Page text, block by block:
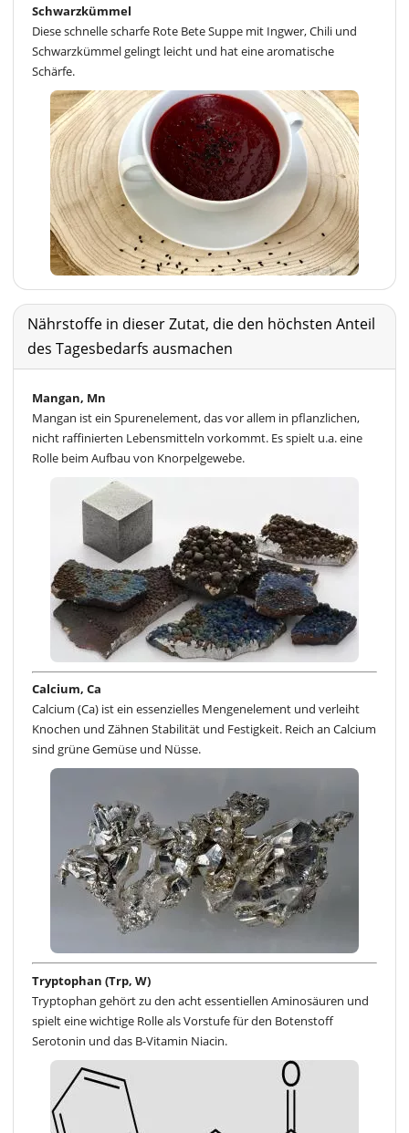
Schwarzkümmel
Diese schnelle scharfe Rote Bete Suppe mit Ingwer, Chili und
Schwarzkümmel gelingt leicht und hat eine aromatische
Schärfe.
Nährstoffe in dieser Zutat, die den höchsten Anteil
des Tagesbedarfs ausmachen
Mangan, Mn
Mangan ist ein Spurenelement, das vor allem in pflanzlichen,
nicht raffinierten Lebensmitteln vorkommt. Es spielt u.a. eine
Rolle beim Aufbau von Knorpelgewebe.
Calcium, Ca
Calcium (Ca) ist ein essenzielles Mengenelement und verleiht
Knochen und Zähnen Stabilität und Festigkeit. Reich an Calcium
sind grüne Gemüse und Nüsse.
Tryptophan (Trp, W)
Tryptophan gehört zu den acht essentiellen Aminosäuren und
spielt eine wichtige Rolle als Vorstufe für den Botenstoff
Serotonin und das B-Vitamin Niacin.